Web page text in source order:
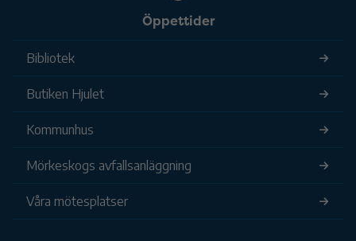
Öppettider
Bibliotek
Butiken Hjulet
Kommunhus
Mörkeskogs avfallsanläggning
Våra mötesplatser